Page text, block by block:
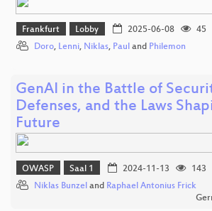
Frankfurt Lobby 2025-06-08
45
Doro, Lenni, Niklas, Paul and Philemon
GenAI in the Battle of
Defenses, and the Laws
Future
OWASP Saal 1 2024-11-13
143
Niklas Bunzel and Raphael Antonius Frick